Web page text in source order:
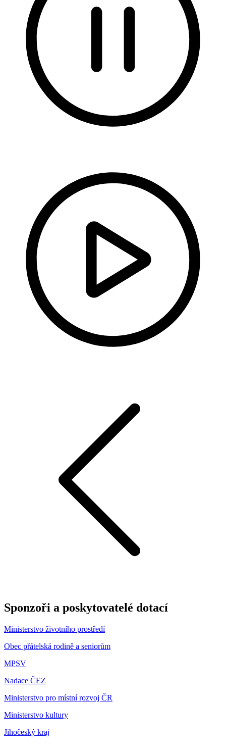
Sponzoři a poskytovatelé dotací
Ministerstvo životního prostředí
Obec přátelská rodině a seniorům
MPSV
Nadace ČEZ
Ministerstvo pro místní rozvoj ČR
Ministerstvo kultury
Jihočeský kraj